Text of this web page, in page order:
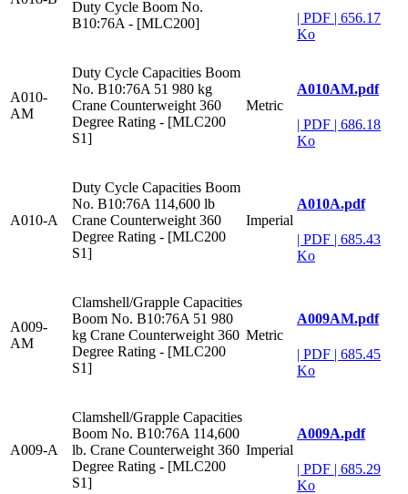
Duty Cycle Boom No.
B10:76A - [MLC200]
| PDF | 656.17
Ko
A010-
AM
Duty Cycle Capacities Boom
No. B10:76A 51 980 kg
Crane Counterweight 360
Degree Rating - [MLC200
S1]
Metric
A010AM.pdf
| PDF | 686.18
Ko
A010-A
Duty Cycle Capacities Boom
No. B10:76A 114,600 lb
Crane Counterweight 360
Degree Rating - [MLC200
S1]
Imperial
A010A.pdf
| PDF | 685.43
Ko
A009-
AM
Clamshell/Grapple Capacities
Boom No. B10:76A 51 980
kg Crane Counterweight 360
Degree Rating - [MLC200
S1]
Metric
A009AM.pdf
| PDF | 685.45
Ko
A009-A
Clamshell/Grapple Capacities
Boom No. B10:76A 114,600
lb. Crane Counterweight 360
Degree Rating - [MLC200
S1]
Imperial
A009A.pdf
| PDF | 685.29
Ko